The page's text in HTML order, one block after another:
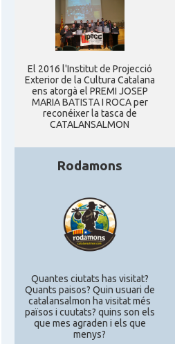
El 2016 l'Institut de Projecció
Exterior de la Cultura Catalana
ens atorgà el PREMI JOSEP
MARIA BATISTA I ROCA per
reconéixer la tasca de
CATALANSALMON
Rodamons
Quantes ciutats has visitat?
Quants paisos? Quin usuari de
catalansalmon ha visitat més
països i cuutats? quins son els
que mes agraden i els que
menys?